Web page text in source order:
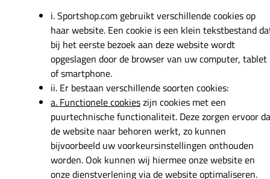
i. Sportshop.com gebruikt verschillende cookies op
haar website. Een cookie is een klein tekstbestand
bij het eerste bezoek aan deze website wordt
opgeslagen door de browser van uw computer, tablet
of smartphone.
ii. Er bestaan verschillende soorten cookies:
a. Functionele cookieszijn cookies met een
puurtechnische functionaliteit. Deze zorgen ervoor
de website naar behoren werkt, zo kunnen
bijvoorbeeld uw voorkeursinstellingen onthouden
worden. Ook kunnen wij hiermee onze website en
onze dienstverlening via de website optimaliseren.